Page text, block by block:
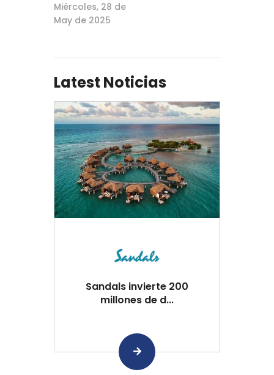
Miércoles, 28 de
May de 2025
Latest Noticias
Sandals invierte 200
millones de d...